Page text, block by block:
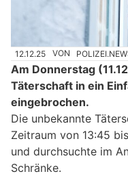
12.12.25 VON
Am Donnerstag
Täterschaft in ein
eingebrochen.
Die unbekannte
Zeitraum von 13:45
und durchsuchte im
Schränke.